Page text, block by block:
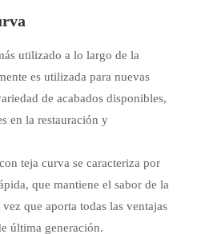
utilizado a lo largo de la
es utilizada para nuevas
de acabados disponibles,
en la restauración y
teja curva se caracteriza por
que mantiene el sabor de la
que aporta todas las ventajas
última generación.